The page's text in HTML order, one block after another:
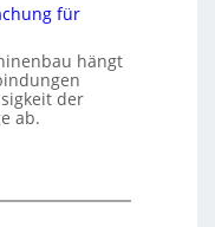
für
hängt
der
ab.